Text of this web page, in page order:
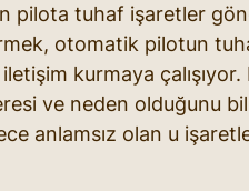
pilota tuhaf işaretler
otomatik pilotun
kurmaya
ve neden olduğunu
anlamsız olan u